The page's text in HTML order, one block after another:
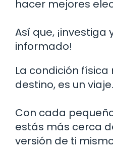
hacer mejores
Así que,
informado!
La condición física
destino, es un viaje.
Con cada
estás más cerca
versión de ti